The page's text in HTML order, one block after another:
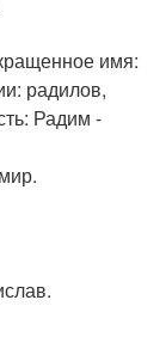
имя:
радилов,
Радим -